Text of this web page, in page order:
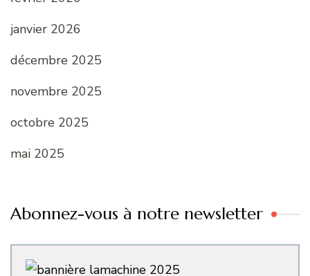
janvier 2026
décembre 2025
novembre 2025
octobre 2025
mai 2025
Abonnez-vous à notre newsletter